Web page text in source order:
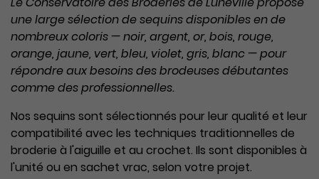
une large sélection de sequins disponibles en de
nombreux coloris — noir, argent, or, bois, rouge,
orange, jaune, vert, bleu, violet, gris, blanc — pour
répondre aux besoins des brodeuses débutantes
comme des professionnelles.
Nos sequins sont sélectionnés pour leur qualité et leur
compatibilité avec les techniques traditionnelles de
broderie à l'aiguille et au crochet. Ils sont disponibles à
l'unité ou en sachet vrac, selon votre projet.